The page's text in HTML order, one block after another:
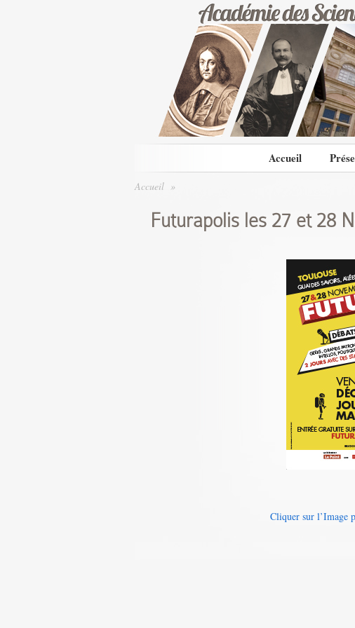
Accueil
Accueil »
Futurapolis les 27 et 28
Cliquer sur l’Image